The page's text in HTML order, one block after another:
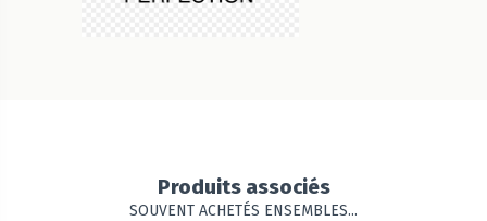
Produits associés
SOUVENT ACHETÉS ENSEMBLES...